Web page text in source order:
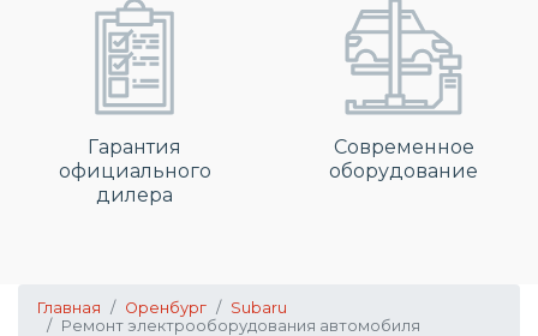
Гарантия
официального
дилера
Современное
оборудование
Главная Оренбург
Subaru
Ремонт электрооборудования автомобиля